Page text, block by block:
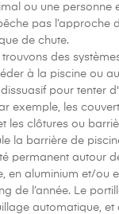
ou une personne
pas l’approche
de chute.
des
à la piscine ou
pour tenter
exemple, les
les clôtures ou
la barrière de
permanent autour
en aluminium et/ou
de l’année. Le
automatique, et